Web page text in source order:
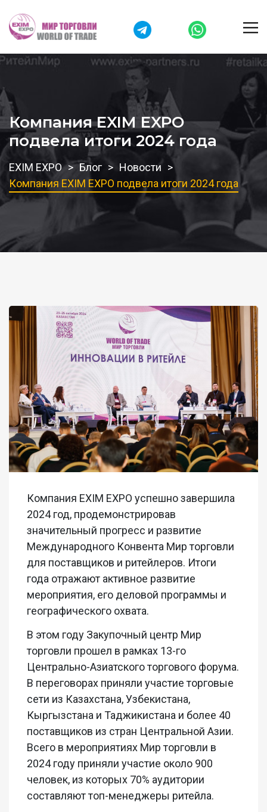
Компания EXIM EXPO
подвела итоги 2024 года
EXIM EXPO Блог
Новости
Компания EXIM EXPO подвела итоги 2024 года
Компания EXIM EXPO успешно завершила
2024 год, продемонстрировав
значительный прогресс и развитие
Международного Конвента Мир торговли
для поставщиков и ритейлеров. Итоги
года отражают активное развитие
мероприятия, его деловой программы и
географического охвата.
В этом году Закупочный центр Мир
торговли прошел в рамках 13-го
Центрально-Азиатского торгового форума.
В переговорах приняли участие торговые
сети из Казахстана, Узбекистана,
Кыргызстана и Таджикистана и более 40
поставщиков из стран Центральной Азии.
Всего в мероприятиях Мир торговли в
2024 году приняли участие около 900
человек, из которых 70% аудитории
составляют топ-менеджеры ритейла.